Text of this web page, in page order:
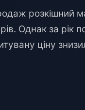
розкішний
Однак за рік
ціну